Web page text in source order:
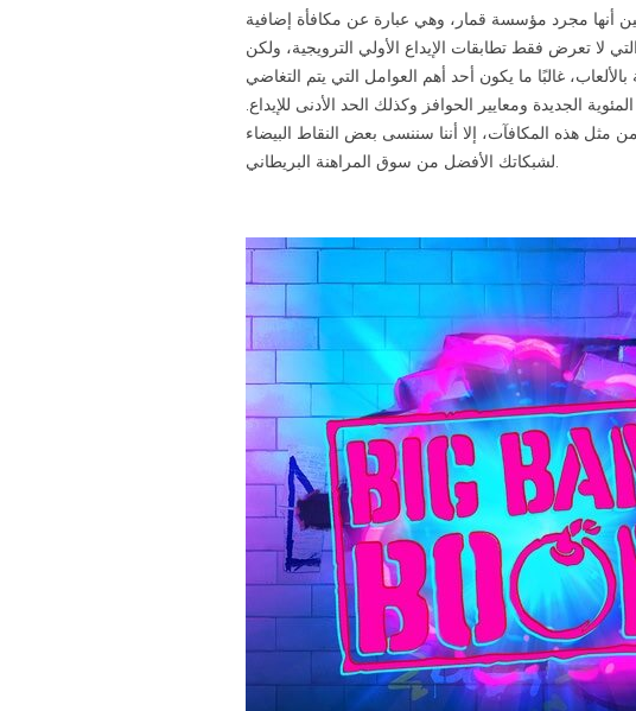
أنها مجرد مؤسسة قمار، وهي عبارة عن مكافأة إضافية
التي لا تعرض فقط تطابقات الإيداع الأولي الترويجية، ولكن
غالبًا ما يكون أحد أهم العوامل التي يتم التغاضي
الجديدة ومعايير الحوافز وكذلك الحد الأدنى للإيداع.
مثل هذه المكافآت، إلا أننا سننسى بعض النقاط البيضاء